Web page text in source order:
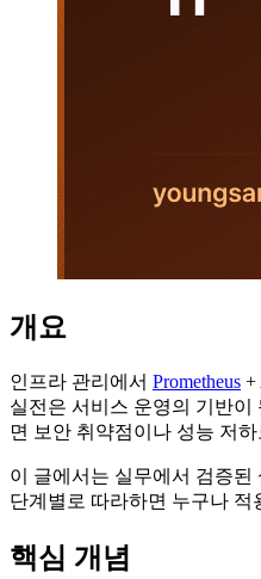
개요
인프라 관리에서 Prometheus +
실전은 서비스 운영의 기반이
면 보안 취약점이나 성능 저
이 글에서는 실무에서 검증
단계별로 따라하면 누구나 적
핵심 개념